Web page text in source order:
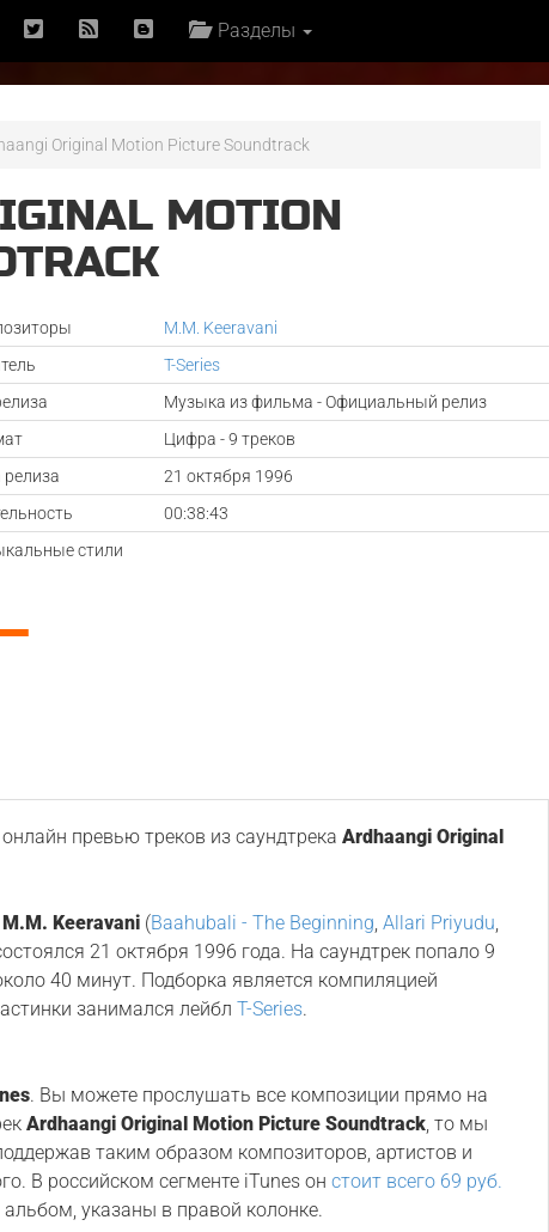
Разделы
Original Motion Picture Soundtrack
MOTION
M.M. Keeravani
T-Series
Музыка из фильма - Официальный релиз
Цифра - 9 треков
релиза
21 октября 1996
00:38:43
стили
превью треков из саундтрекаArdhaangi Original
M.M. Keeravani (Baahubali - The Beginning,Allari Priyudu,
21 октября 1996 года. На саундтрек попало 9
40 минут. Подборка является компиляцией
занимался лейблT-Series.
. Вы можете прослушать все композиции прямо на
Ardhaangi Original Motion Picture Soundtrack, то мы
таким образом композиторов, артистов и
В российском сегменте iTunes онстоит всего 69 руб.
указаны в правой колонке.